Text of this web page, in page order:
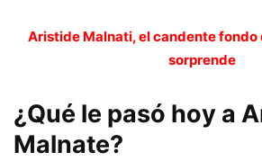
Aristide Malnati, el candente fondo
sorprende
¿Qué le pasó hoy a
Malnate?